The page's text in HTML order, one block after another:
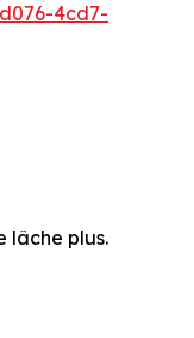
4cd7-
lâche plus.